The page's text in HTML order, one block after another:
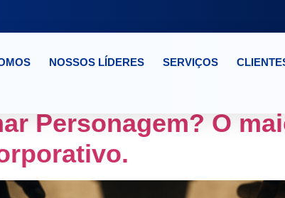
NOSSOS LÍDERES SERVIÇOS
DE TRAINEES
Personagem? O